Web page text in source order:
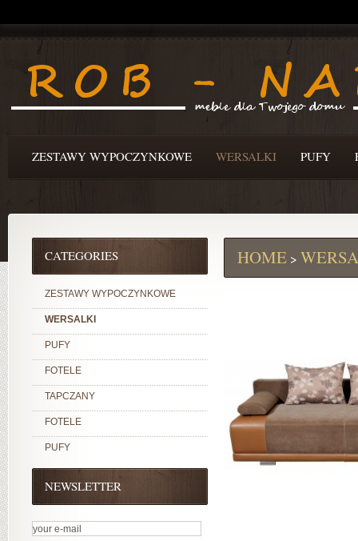
ZESTAWY WYPOCZYNKOWE WERSALKI PUFY
CATEGORIES
ZESTAWY WYPOCZYNKOWE
WERSALKI
PUFY
FOTELE
TAPCZANY
FOTELE
PUFY
NEWSLETTER
HOME >